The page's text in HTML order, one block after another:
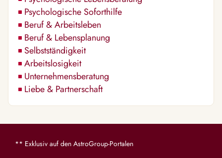
Psychologische Soforthilfe
Beruf & Arbeitsleben
Beruf & Lebensplanung
Selbstständigkeit
Arbeitslosigkeit
Unternehmensberatung
Liebe & Partnerschaft
** Exklusiv auf den AstroGroup-Portalen